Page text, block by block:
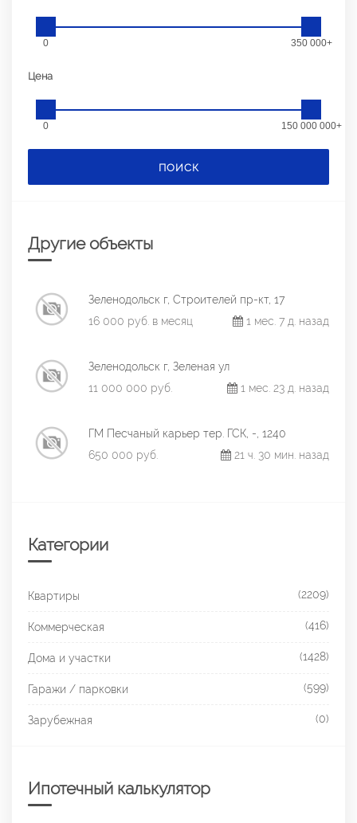
0 350 000+
Цена
0 150 000 000+
ПОИСК
Другие объекты
Зеленодольск г, Строителей пр-кт, 17
16 000 руб. в месяц
1 мес. 7 д. назад
Зеленодольск г, Зеленая ул
11 000 000 руб.
1 мес. 23 д. назад
ГМ Песчаный карьер тер. ГСК, -, 1240
650 000 руб.
21 ч. 30 мин. назад
Категории
Квартиры (2209)
Коммерческая (416)
Дома и участки (1428)
Гаражи / парковки (599)
Зарубежная (0)
Ипотечный калькулятор